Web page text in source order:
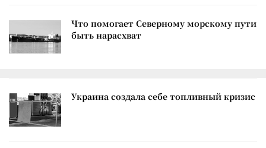
Что помогает Северному морскому пути
быть нарасхват
Украина создала себе топливный кризис